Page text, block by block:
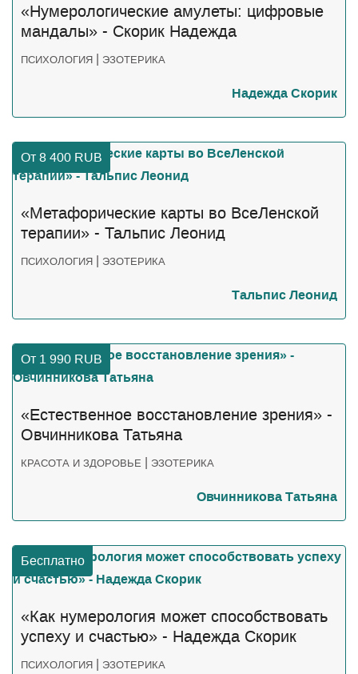
«Нумерологические амулеты: цифровые
мандалы» - Скорик Надежда
ПСИХОЛОГИЯ | ЭЗОТЕРИКА
Надежда Скорик
От 8 400 RUB
«Метафорические карты во ВсеЛенской
терапии» - Тальпис Леонид
ПСИХОЛОГИЯ | ЭЗОТЕРИКА
Тальпис Леонид
От 1 990 RUB
«Естественное восстановление зрения» -
Овчинникова Татьяна
КРАСОТА И ЗДОРОВЬЕ | ЭЗОТЕРИКА
Овчинникова Татьяна
Бесплатно
«Как нумерология может способствовать
успеху и счастью» - Надежда Скорик
ПСИХОЛОГИЯ | ЭЗОТЕРИКА